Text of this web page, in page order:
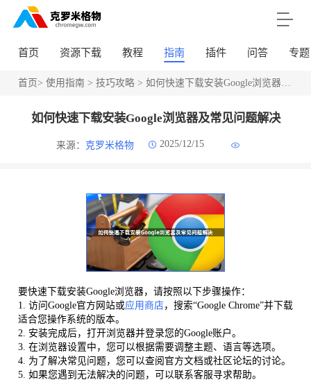
首页 资源下载 教程 指南 插件 问答 专题
首页> 使用指南 > 技巧攻略> 如何快速下载安装Google浏览器及常见问题解决
如何快速下载安装Google浏览器及常见问题解决
来源： 克罗米格物 2025/12/15
要快速下载安装Google浏览器，请按照以下步骤操作：
1. 访问Google官方网站或应用商店 ，搜索“Google Chrome”并下载
适合您操作系统的版本。
2. 安装完成后，打开浏览器并登录您的Google账户。
3. 在浏览器设置中，您可以根据需要调整主题、语言等选项。
4. 为了解决常见问题，您可以查阅官方文档或社区论坛的讨论。
5. 如果您遇到无法解决的问题，可以联系客服寻求帮助。